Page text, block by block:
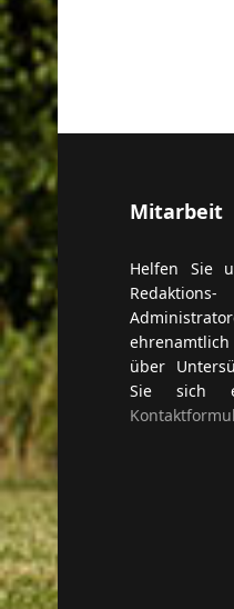
Mitarbeit
Helfen Sie
über
Sie sich